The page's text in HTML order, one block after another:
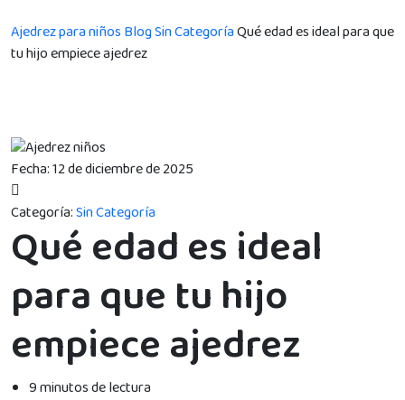
Ajedrez para niños BlogSin CategoríaQué edad es ideal para que
tu hijo empiece ajedrez
Fecha:12 de diciembre de 2025
Categoría:Sin Categoría
Qué edad es ideal
para que tu hijo
empiece ajedrez
9 minutos de lectura